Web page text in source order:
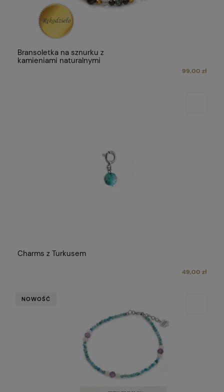
Bransoletka na sznurku z
kamieniami naturalnymi
99,00 zł
Charms z Turkusem
49,00 zł
NOWOŚĆ